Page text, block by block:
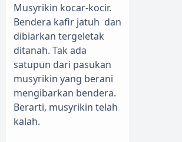
Musyrikin kocar-kocir.
Bendera kafir jatuh dan
dibiarkan tergeletak
ditanah. Tak ada
satupun dari pasukan
musyrikin yang berani
mengibarkan bendera.
Berarti, musyrikin telah
kalah.